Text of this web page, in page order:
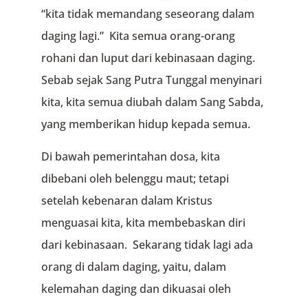
“kita tidak memandang seseorang dalam
daging lagi.” Kita semua orang-orang
rohani dan luput dari kebinasaan daging.
Sebab sejak Sang Putra Tunggal menyinari
kita, kita semua diubah dalam Sang Sabda,
yang memberikan hidup kepada semua.
Di bawah pemerintahan dosa, kita
dibebani oleh belenggu maut; tetapi
setelah kebenaran dalam Kristus
menguasai kita, kita membebaskan diri
dari kebinasaan. Sekarang tidak lagi ada
orang di dalam daging, yaitu, dalam
kelemahan daging dan dikuasai oleh